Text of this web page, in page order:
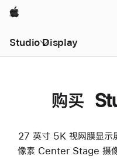
Apple
Studio Display
购买
27 英寸 5K 视网膜显示
像素 Center Stage 摄像